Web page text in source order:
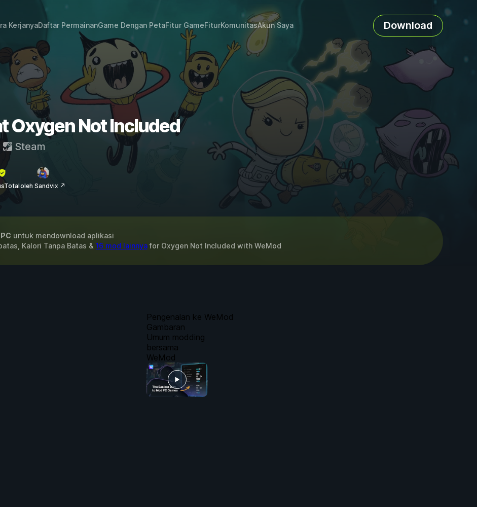
KerjanyaDaftar PermainanGame Dengan PetaFitur GameFiturKomunitasAkun Saya Download
Oxygen Not Included
Steam
oleh Sandvix ↗
PC untuk mendownload aplikasi
Kalori Tanpa Batas & 16 mod lainnyafor Oxygen Not Included with WeMod
Pengenalan ke WeMod
Gambaran
Umum modding
bersama
WeMod